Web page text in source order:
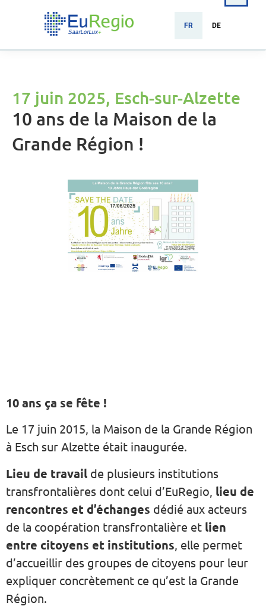
FR DE
17 juin 2025, Esch-sur-Alzette
10 ans de la Maison de la
Grande Région !
10 ans ça se fête !
Le 17 juin 2015, la Maison de la Grande Région
à Esch sur Alzette était inaugurée.
Lieu de travail de plusieurs institutions
transfrontalières dont celui d’EuRegio, lieu de
rencontres et d’échanges dédié aux acteurs
de la coopération transfrontalière et lien
entre citoyens et institutions , elle permet
d’accueillir des groupes de citoyens pour leur
expliquer concrètement ce qu’est la Grande
Région.